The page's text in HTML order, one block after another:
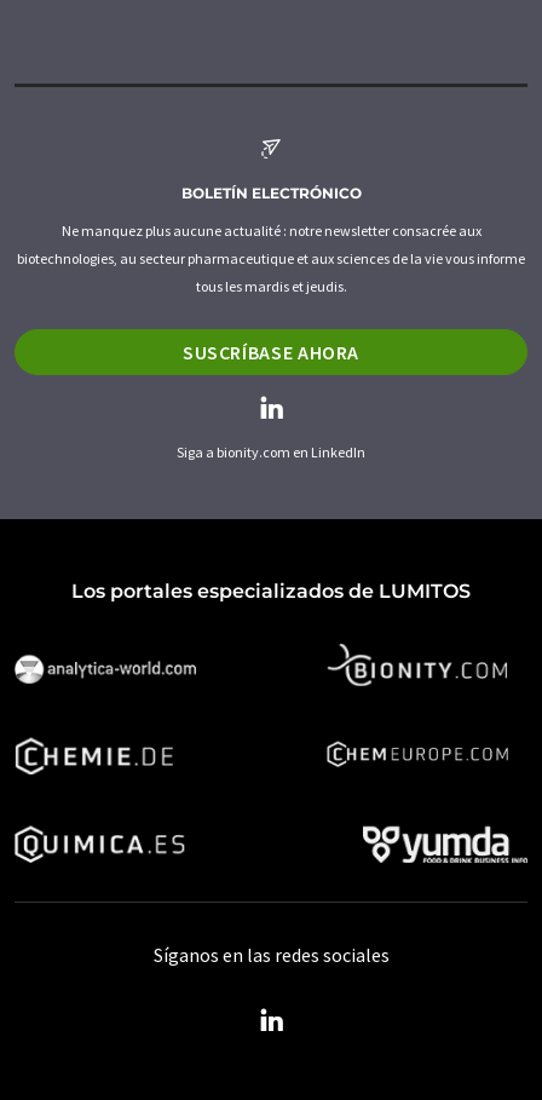
BOLETÍN ELECTRÓNICO
Ne manquez plus aucune actualité : notre newsletter consacrée aux
biotechnologies, au secteur pharmaceutique et aux sciences de la vie vous informe
tous les mardis et jeudis.
SUSCRÍBASE AHORA
Siga a bionity.com en LinkedIn
Los portales especializados de LUMITOS
Síganos en las redes sociales